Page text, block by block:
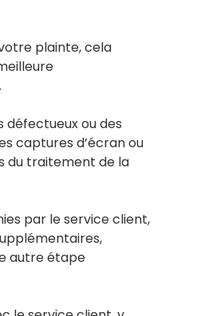
plainte, cela
ou des
captures d’écran ou
du traitement de la
par le service client,
autre étape